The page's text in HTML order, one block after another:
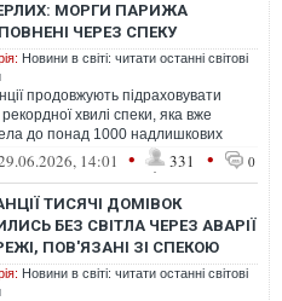
МОРГИ ПАРИЖА
ЧЕРЕЗ СПЕКУ
Новини в світі: читати останні світові
продовжують підраховувати
хвилі спеки, яка вже
до понад 1000 надлишкових
Через різке зростання кількості
14:01 • 331 • 0
ТИСЯЧІ ДОМІВОК
БЕЗ СВІТЛА ЧЕРЕЗ АВАРІЇ
ПОВ'ЯЗАНІ ЗІ СПЕКОЮ
Новини в світі: читати останні світові